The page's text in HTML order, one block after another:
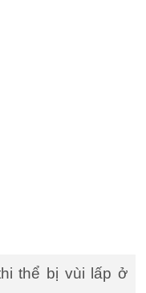
thể bị vùi lấp ở